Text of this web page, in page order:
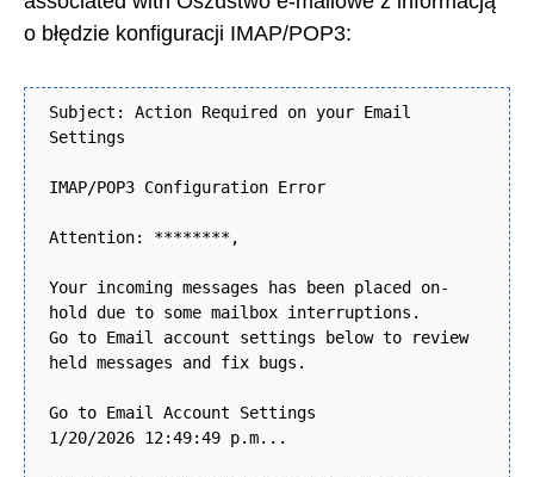
o błędzie konfiguracji IMAP/POP3:
Subject: Action Required on your Email
Settings
IMAP/POP3 Configuration Error
Attention: ********,
Your incoming messages has been placed on-
hold due to some mailbox interruptions.
Go to Email account settings below to review
held messages and fix bugs.
Go to Email Account Settings
1/20/2026 12:49:49 p.m...